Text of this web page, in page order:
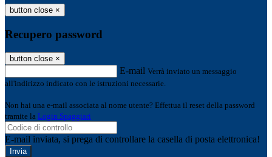
button close ×
Recupero password
button close ×
E-mail Verrà inviato un messaggio
all'indirizzo indicato con le istruzioni necessarie.
Non hai una e-mail associata al nome utente? Effettua il reset della password
tramite la Login Spaggiari
E-mail inviata, si prega di controllare la casella di posta elettronica!